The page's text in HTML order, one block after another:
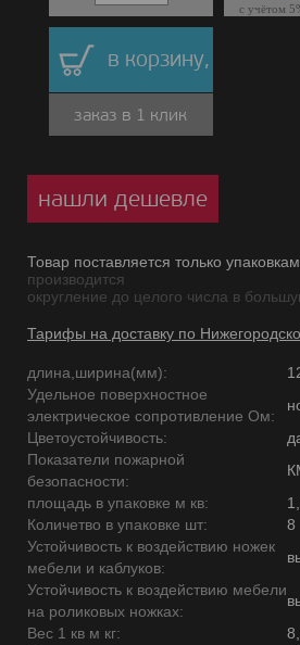
с учётом
в корзину,
заказ в 1 клик
нашли дешевле
Товар поставляется только
производится
округление до целого числа в
Тарифы на доставку по
длина,ширина(мм):
Удельное поверхностное
электрическое сопротивление Ом:
Цветоустойчивость:
Показатели пожарной
безопасности:
площадь в упаковке м кв:
Количетво в упаковке шт:
8
Устойчивость к воздействию ножек
мебели и каблуков:
Устойчивость к воздействию мебели
на роликовых ножках:
Вес 1 кв м кг: